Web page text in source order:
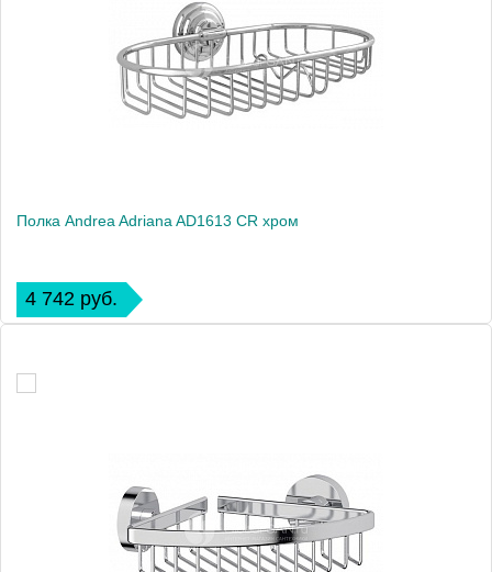
Полка Andrea Adriana AD1613 CR хром
4 742 руб.